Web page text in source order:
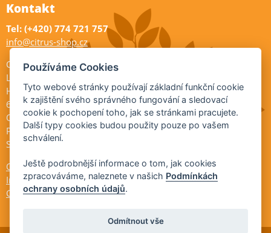
Kontakt
Tel: (+420) 774 721 757
info@citrus-shop.cz
Citrus shop zahradnictví
Legionářů 2
Hodonín
695 01
Otevřeno:
Po-Pá 9-17
So 9-11:30
Ochrana osobních údajů
Informace ÚKZÚZ
Cookies
Používáme Cookies
Tyto webové stránky používají základní funkční cookie
k zajištění svého správného fungování a sledovací
cookie k pochopení toho, jak se stránkami pracujete.
Další typy cookies budou použity pouze po vašem
schválení.
Ještě podrobnější informace o tom, jak cookies
zpracováváme, naleznete v našich Podmínkách
ochrany osobních údajů.
Odmítnout vše